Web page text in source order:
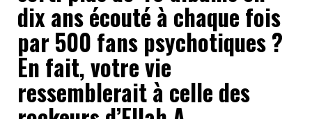
dix ans écouté à chaque fois
par 500 fans psychotiques ?
En fait, votre vie
ressemblerait à celle des